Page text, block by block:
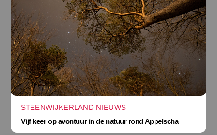
STEENWIJKERLAND NIEUWS
Vijf keer op avontuur in de natuur rond Appelscha